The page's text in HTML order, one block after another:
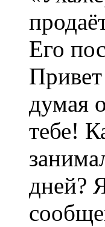
Его
думая о
тебе!
дней?